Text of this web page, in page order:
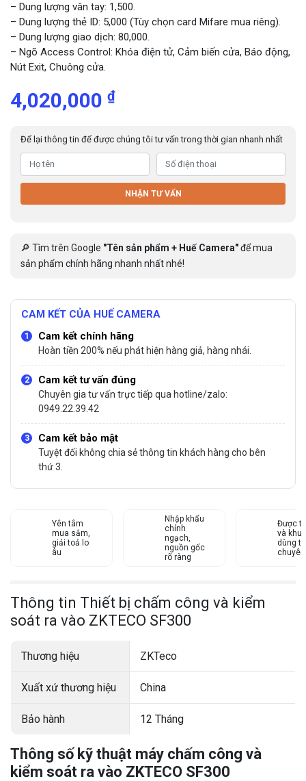
– Dung lượng vân tay: 1,500.
– Dung lượng thẻ ID: 5,000 (Tùy chọn card Mifare mua riêng).
– Dung lượng giao dịch: 80,000.
– Ngõ Access Control: Khóa điện tử, Cảm biến cửa, Báo động,
Nút Exit, Chuông cửa.
4,020,000 ₫
Để lại thông tin để được chúng tôi tư vấn trong thời gian nhanh nhất
NHẬN TƯ VẤN
🔎 Tìm trên Google "Tên sản phẩm + Huế Camera"để mua
sản phẩm chính hãng nhanh nhất nhé!
CAM KẾT CỦA HUẾ CAMERA
Cam kết chính hãng
Hoàn tiền 200% nếu phát hiện hàng giả, hàng nhái.
Cam kết tư vấn đúng
Chuyên gia tư vấn trực tiếp qua hotline/zalo:
0949.22.39.42
Cam kết bảo mật
Tuyệt đối không chia sẻ thông tin khách hàng cho bên
thứ 3.
Yên tâm
mua sắm,
giải toả lo
âu
Nhập khẩu
chính
ngạch,
nguồn gốc
rõ ràng
Được
và
dùng từ
Thông tin Thiết bị chấm công và kiểm
soát ra vào ZKTECO SF300
Thương hiệu ZKTeco
Xuất xứ thương hiệu China
Bảo hành 12 Tháng
Thông số kỹ thuật máy chấm công và
kiểm soát ra vào ZKTECO SF300